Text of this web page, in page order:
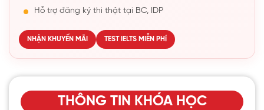
Hỗ trợ đăng ký thi thật tại BC, IDP
NHẬN KHUYẾN MÃI TEST IELTS MIỄN PHÍ
THÔNG TIN KHÓA HỌC